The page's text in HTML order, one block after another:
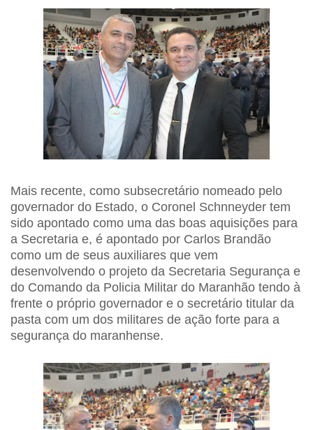
Mais recente, como subsecretário nomeado pelo
governador do Estado, o Coronel Schnneyder tem
sido apontado como uma das boas aquisições para
a Secretaria e, é apontado por Carlos Brandão
como um de seus auxiliares que vem
desenvolvendo o projeto da Secretaria Segurança e
do Comando da Policia Militar do Maranhão tendo à
frente o próprio governador e o secretário titular da
pasta com um dos militares de ação forte para a
segurança do maranhense.